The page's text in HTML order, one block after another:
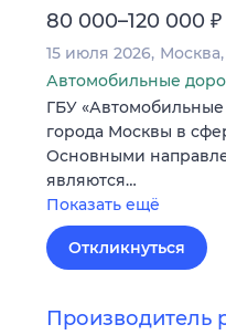
80 000–120 000 ₽
15 июля 2026 Москва
Автомобильные
ГБУ
города Москвы в
Основными
являются…
Показать ещё
Откликнуться
Производитель